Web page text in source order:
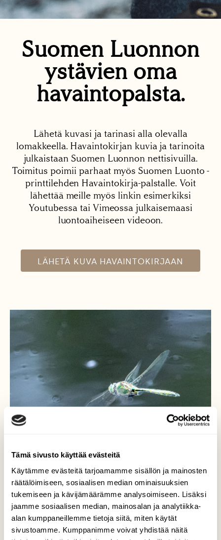
Tämä sivusto käyttää evästeitä
Käytämme evästeitä tarjoamamme sisällön ja mainosten
räätälöimiseen, sosiaalisen median ominaisuuksien
tukemiseen ja kävijämäärämme analysoimiseen. Lisäksi
jaamme sosiaalisen median, mainosalan ja analytiikka-
alan kumppaneillemme tietoja siitä, miten käytät
sivustoamme. Kumppanimme voivat yhdistää näitä
Suomen Luonnon
ystävien oma
havaintopalsta.
Lähetä kuvasi ja tarinasi alla olevalla
lomakkeella. Havaintokirjan kuvia ja tarinoita
julkaistaan Suomen Luonnon nettisivuilla.
Toimitus poimii parhaat myös Suomen Luonto -
printtilehden Havaintokirja-palstalle. Voit
lähettää meille myös linkin esimerkiksi
Youtubessa tai Vimeossa julkaisemaasi
luontoaiheiseen videoon.
LÄHETÄ KUVA HAVAINTOKIRJAAN
Sudenkorento saalistaa